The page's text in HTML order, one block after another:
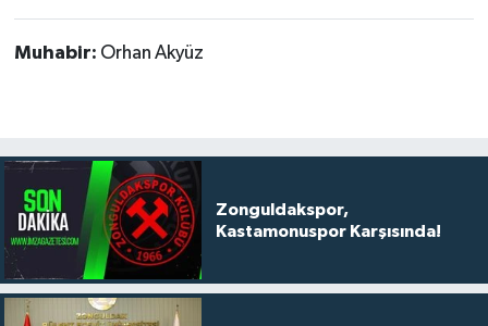
Muhabir: Orhan Akyüz
Zonguldakspor,
Kastamonuspor Karşısında!